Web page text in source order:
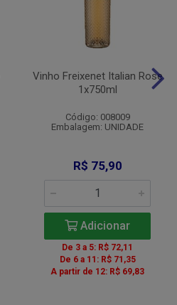
Vinho Freixenet Italian Rose
1x750ml
Código: 008009
Embalagem: UNIDADE
R$ 75,90
Adicionar
De 3 a 5: R$ 72,11
De 6 a 11: R$ 71,35
A partir de 12: R$ 69,83